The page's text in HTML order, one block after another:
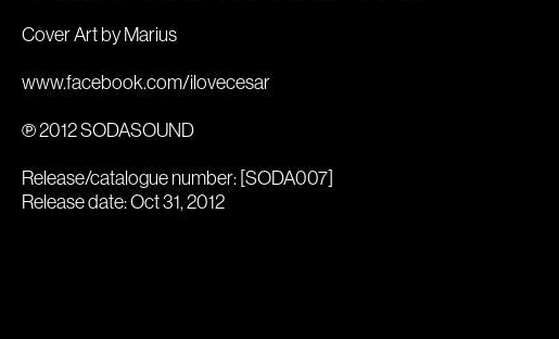
Cover Art by Marius
www.facebook.com/ilovecesar
℗ 2012 SODASOUND
Release/catalogue number: [SODA007]
Release date: Oct 31, 2012